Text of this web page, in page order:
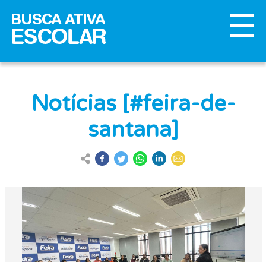
Notícias [#feira-de-
santana]